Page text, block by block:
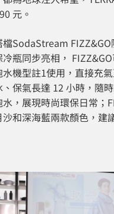
元。
檔SodaStream
冷瓶同步亮相，
機型註1使用，直接充氣
、保氣長達 12 小時，隨
，展現時尚環保日常；
和深海藍兩款顏色，建